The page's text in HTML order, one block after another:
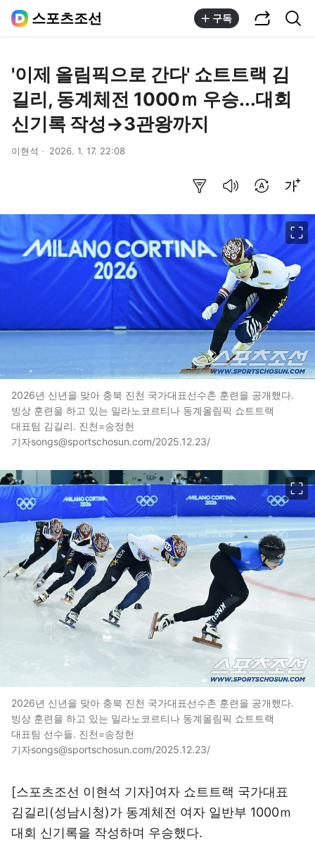
스포츠조선 구독
'이제 올림픽으로 간다' 쇼트트랙 김
길리, 동계체전 1000ｍ 우승...대회
신기록 작성→3관왕까지
이현석 2026. 1. 17. 22:08
2026년 신년을 맞아 충북 진천 국가대표선수촌 훈련을 공개했다.
빙상 훈련을 하고 있는 밀라노코르티나 동계올림픽 쇼트트랙
대표팀 김길리. 진천=송정헌
기자songs@sportschosun.com/2025.12.23/
2026년 신년을 맞아 충북 진천 국가대표선수촌 훈련을 공개했다.
빙상 훈련을 하고 있는 밀라노코르티나 동계올림픽 쇼트트랙
대표팀 선수들. 진천=송정헌
기자songs@sportschosun.com/2025.12.23/
[스포츠조선 이현석 기자]여자 쇼트트랙 국가대표
김길리(성남시청)가 동계체전 여자 일반부 1000ｍ
대회 신기록을 작성하며 우승했다.